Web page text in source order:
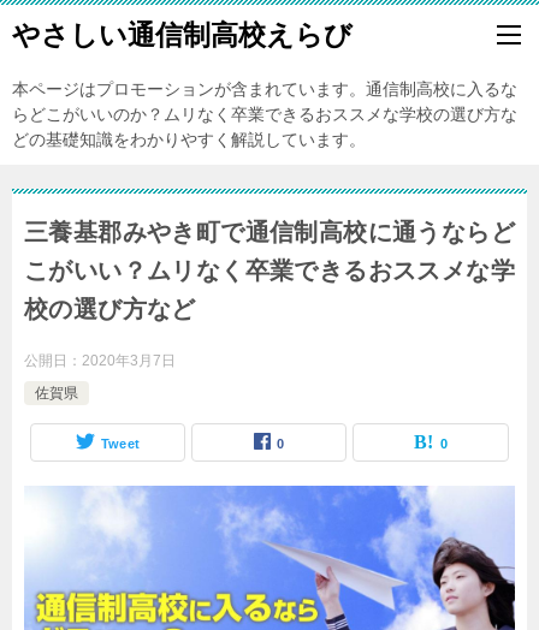
やさしい通信制高校えらび
本ページはプロモーションが含まれています。通信制高校に入るな
らどこがいいのか？ムリなく卒業できるおススメな学校の選び方な
どの基礎知識をわかりやすく解説しています。
三養基郡みやき町で通信制高校に通うならど
こがいい？ムリなく卒業できるおススメな学
校の選び方など
公開日： 2020年3月7日
佐賀県
Tweet 0 0